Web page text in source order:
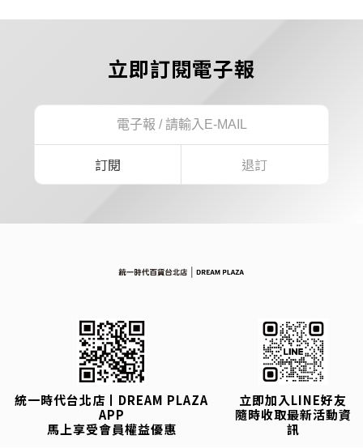
立即訂閱電子報
訂閱 退訂
統一時代台北店丨DREAM PLAZA
APP
馬上享受會員權益優惠
立即加入LINE好友
隨時收取最新活動資
訊